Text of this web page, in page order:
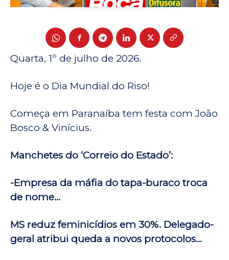
Quarta, 1º de julho de 2026.
Hoje é o Dia Mundial do Riso!
Começa em Paranaíba tem festa com João
Bosco & Vinícius.
Manchetes do ‘Correio do Estado’:
-Empresa da máfia do tapa-buraco troca
de nome…
MS reduz feminicídios em 30%. Delegado-
geral atribui queda a novos protocolos…